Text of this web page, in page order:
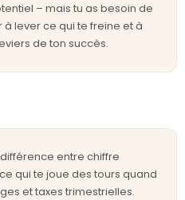
– mais tu as besoin de
à lever ce qui te freine et à
de ton succès.
entre chiffre
qui te joue des tours quand
et taxes trimestrielles.